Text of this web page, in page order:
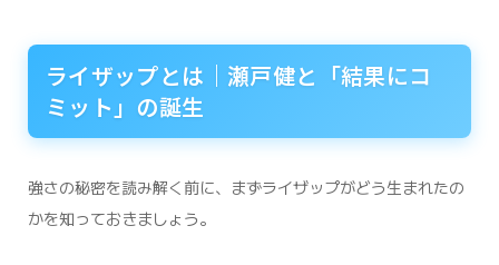
ライザップとは｜瀬戸健と「結果にコ
ミット」の誕生
強さの秘密を読み解く前に、まずライザップがどう生まれたの
かを知っておきましょう。